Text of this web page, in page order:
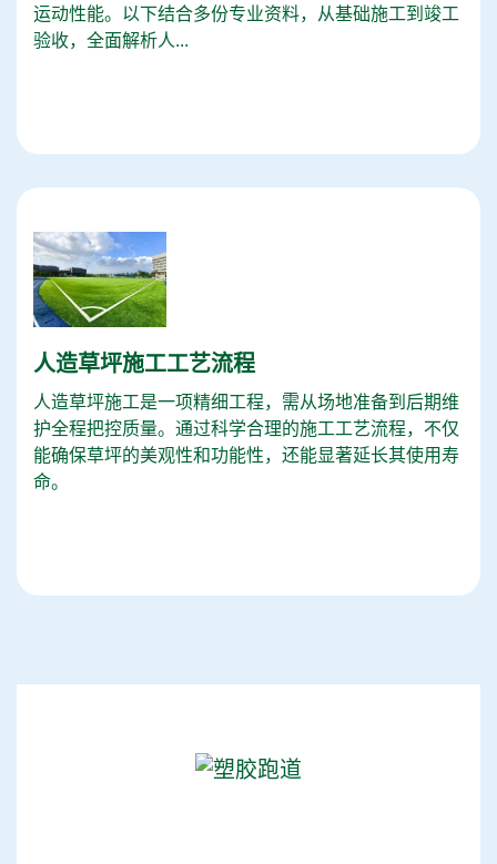
运动性能。以下结合多份专业资料，从基础施工到竣工
验收，全面解析人...
人造草坪施工工艺流程
人造草坪施工是一项精细工程，需从场地准备到后期维
护全程把控质量。通过科学合理的施工工艺流程，不仅
能确保草坪的美观性和功能性，还能显著延长其使用寿
命。